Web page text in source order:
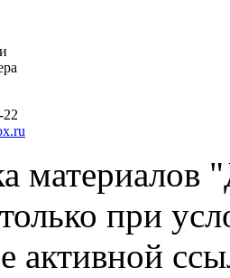
материалов
при
активной